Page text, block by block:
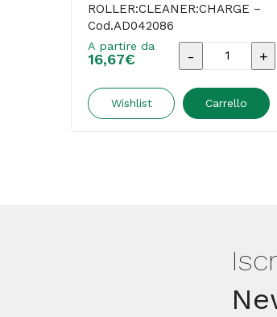
ROLLER:CLEANER:CHARGE –
Cod.AD042086
A partire da
16,67€
Ricambio
-
Wishlist Carrello